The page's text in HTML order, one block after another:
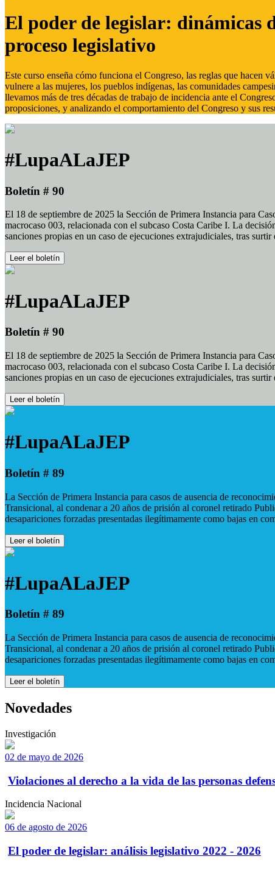
El poder de legislar: dinámicas
proceso legislativo
Este curso enseña cómo funciona el Congreso, las reglas que hacen
vulnere a las mujeres, los pueblos indígenas, las comunidades
llevamos más de tres décadas de trabajo de incidencia ante el
proposiciones, y analizando el comportamiento del Congreso y sus
#LupaALaJEP
Boletín # 90
El 18 de septiembre de 2025 la Sección de Primera Instancia para
macrocaso 003, relacionada con el subcaso Costa Caribe I. La
sanciones propias en un caso de ejecuciones extrajudiciales, tras
Leer el boletín
#LupaALaJEP
Boletín # 90
El 18 de septiembre de 2025 la Sección de Primera Instancia para
macrocaso 003, relacionada con el subcaso Costa Caribe I. La
sanciones propias en un caso de ejecuciones extrajudiciales, tras
Leer el boletín
#LupaALaJEP
Boletín # 89
La Sección de Primera Instancia para casos de ausencia de
Transicional, al condenar a 20 años de prisión al coronel retirado
desapariciones forzadas presentadas ilegítimamente como bajas en
Leer el boletín
#LupaALaJEP
Boletín # 89
La Sección de Primera Instancia para casos de ausencia de
Transicional, al condenar a 20 años de prisión al coronel retirado
desapariciones forzadas presentadas ilegítimamente como bajas en
Leer el boletín
Novedades
Investigación
02 de mayo de 2026
Violaciones al derecho a la vida de las personas
Incidencia Nacional
06 de agosto de 2026
El poder de legislar: análisis legislativo 2022 - 2026